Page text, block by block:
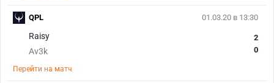
01.03.20 в 13:30
Raisy
Av3k
2
0
Перейти на матч
QPL